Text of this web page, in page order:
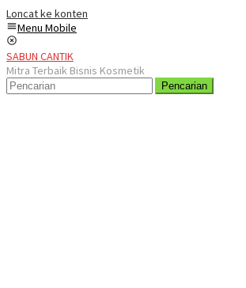
Loncat ke konten
Menu Mobile
SABUN CANTIK
Mitra Terbaik Bisnis Kosmetik
Pencarian